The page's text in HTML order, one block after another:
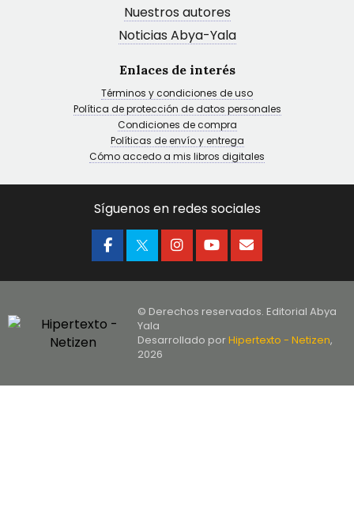
Nuestros autores
Noticias Abya-Yala
Enlaces de interés
Términos y condiciones de uso
Política de protección de datos personales
Condiciones de compra
Políticas de envío y entrega
Cómo accedo a mis libros digitales
Síguenos en redes sociales
© Derechos reservados. Editorial Abya
Yala
Desarrollado porHipertexto - Netizen,
2026